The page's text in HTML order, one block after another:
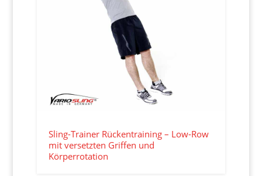
Sling-Trainer Rückentraining – Low-Row
mit versetzten Griffen und
Körperrotation